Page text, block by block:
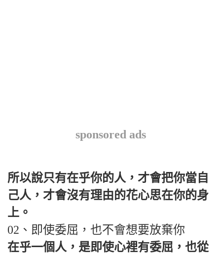
sponsored ads
所以說只有在乎你的人，才會把你當自
己人，才會沒有理由的花心思在你的身
上。
02、即使委屈，也不會想要放棄你
在乎一個人，是即使心裡有委屈，也從